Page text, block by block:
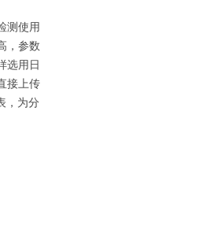
测使用
，参数
选用日
接上传
，为分